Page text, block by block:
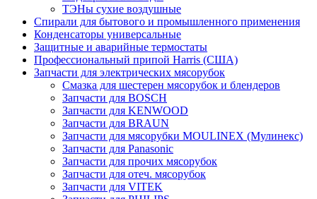
ТЭНы сухие воздушные
Спирали для бытового и промышленного применения
Конденсаторы универсальные
Защитные и аварийные термостаты
Профессиональный припой Harris (США)
Запчасти для электрических мясорубок
Смазка для шестерен мясорубок и блендеров
Запчасти для BOSCH
Запчасти для KENWOOD
Запчасти для BRAUN
Запчасти для мясорубки MOULINEX (Мулинекс)
Запчасти для Panasonic
Запчасти для прочих мясорубок
Запчасти для отеч. мясорубок
Запчасти для VITEK